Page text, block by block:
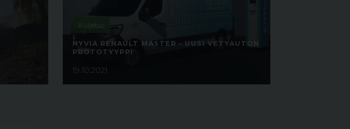
Kuljetus
HYVIA RENAULT MASTER - UUSI VETYAUTON
PROTOTYYPPI
19.10.2021